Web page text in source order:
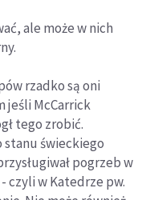
ale może w nich
rzadko są oni
jeśli McCarrick
tego zrobić.
świeckiego
pogrzeb w
czyli w Katedrze pw.